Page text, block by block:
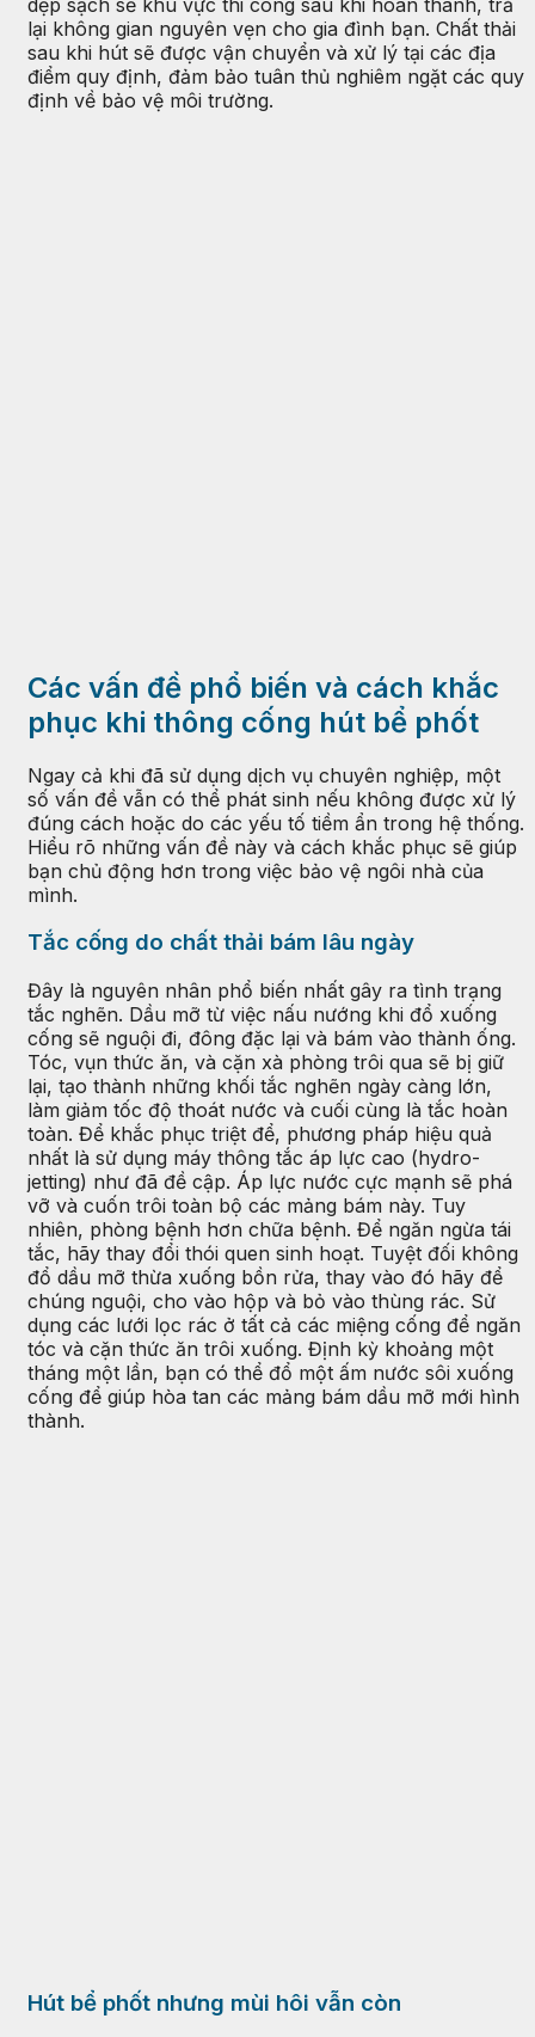
lại không gian nguyên vẹn cho gia đình bạn. Chất thải
sau khi hút sẽ được vận chuyển và xử lý tại các địa
điểm quy định, đảm bảo tuân thủ nghiêm ngặt các quy
định về bảo vệ môi trường.
Các vấn đề phổ biến và cách khắc
phục khi thông cống hút bể phốt
Ngay cả khi đã sử dụng dịch vụ chuyên nghiệp, một
số vấn đề vẫn có thể phát sinh nếu không được xử lý
đúng cách hoặc do các yếu tố tiềm ẩn trong hệ thống.
Hiểu rõ những vấn đề này và cách khắc phục sẽ giúp
bạn chủ động hơn trong việc bảo vệ ngôi nhà của
mình.
Tắc cống do chất thải bám lâu ngày
Đây là nguyên nhân phổ biến nhất gây ra tình trạng
tắc nghẽn. Dầu mỡ từ việc nấu nướng khi đổ xuống
cống sẽ nguội đi, đông đặc lại và bám vào thành ống.
Tóc, vụn thức ăn, và cặn xà phòng trôi qua sẽ bị giữ
lại, tạo thành những khối tắc nghẽn ngày càng lớn,
làm giảm tốc độ thoát nước và cuối cùng là tắc hoàn
toàn. Để khắc phục triệt để, phương pháp hiệu quả
nhất là sử dụng máy thông tắc áp lực cao (hydro-
jetting) như đã đề cập. Áp lực nước cực mạnh sẽ phá
vỡ và cuốn trôi toàn bộ các mảng bám này. Tuy
nhiên, phòng bệnh hơn chữa bệnh. Để ngăn ngừa tái
tắc, hãy thay đổi thói quen sinh hoạt. Tuyệt đối không
đổ dầu mỡ thừa xuống bồn rửa, thay vào đó hãy để
chúng nguội, cho vào hộp và bỏ vào thùng rác. Sử
dụng các lưới lọc rác ở tất cả các miệng cống để ngăn
tóc và cặn thức ăn trôi xuống. Định kỳ khoảng một
tháng một lần, bạn có thể đổ một ấm nước sôi xuống
cống để giúp hòa tan các mảng bám dầu mỡ mới hình
thành.
Hút bể phốt nhưng mùi hôi vẫn còn